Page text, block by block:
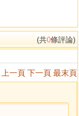
(共0條評論)
上一頁 下一頁 最末頁